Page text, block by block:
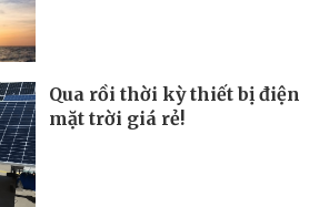
Qua rồi thời kỳ thiết bị điện
mặt trời giá rẻ!